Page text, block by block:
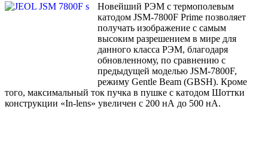
Новейший РЭМ с термополевым
катодом JSM-7800F Prime позволяет
получать изображение с самым
высоким разрешением в мире для
данного класса РЭМ, благодаря
обновленному, по сравнению с
предыдущей моделью JSM-7800F,
режиму Gentle Beam (GBSH). Кроме
того, максимальный ток пучка в пушке с катодом Шоттки
конструкции «In-lens» увеличен с 200 нА до 500 нА.